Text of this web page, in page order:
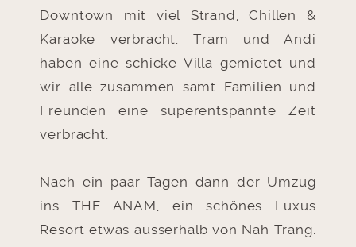
Downtown mit viel Strand, Chillen &
Karaoke verbracht. Tram und Andi
haben eine schicke Villa gemietet und
wir alle zusammen samt Familien und
Freunden eine superentspannte Zeit
verbracht.
Nach ein paar Tagen dann der Umzug
ins THE ANAM, ein schönes Luxus
Resort etwas ausserhalb von Nah Trang.